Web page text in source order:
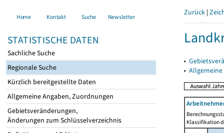
Home Kontakt Suche Newsletter
STATISTISCHE DATEN
Sachliche Suche
Regionale Suche
Kürzlich bereitgestellte Daten
Allgemeine Angaben, Zuordnungen
Gebietsveränderungen,
Änderungen zum Schlüsselverzeichnis
Zurück |
▸
▸
Klassifikation